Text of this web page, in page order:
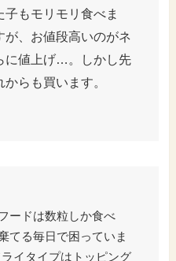
もモリモリ食べま
、お値段高いのがネ
に値上げ…。しかし先
らも買います。
ードは数粒しか食べ
てる毎日で困っていま
イタイプはトッピング